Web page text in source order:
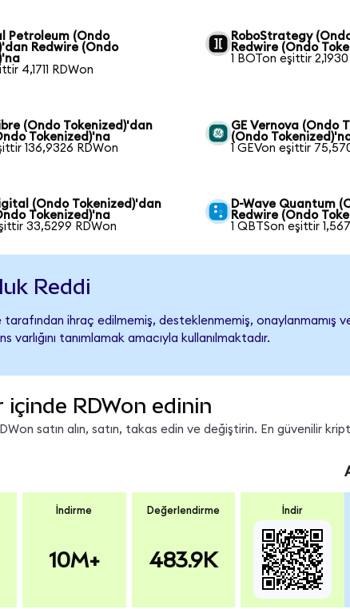
Petroleum (Ondo
Redwire (Ondo
4,1711 RDWon
RoboStrategy
Redwire (Ondo
1 BOTon eşittir
(Ondo Tokenized)'dan
Tokenized)'na
136,9326 RDWon
GE Vernova (Ondo
(Ondo
1 GEVon eşittir
(Ondo Tokenized)'dan
Tokenized)'na
33,5299 RDWon
D-Wave Quantum
Redwire (Ondo
1 QBTSon eşittir
Reddi
tarafından ihraç edilmemiş, desteklenmemiş, onaylanmamış
varlığını tanımlamak amacıyla kullanılmaktadır.
içinde RDWon edinin
satın alın, satın, takas edin ve değiştirin. En güvenilir
İndirme
10M+
Değerlendirme
483.9K
İndir